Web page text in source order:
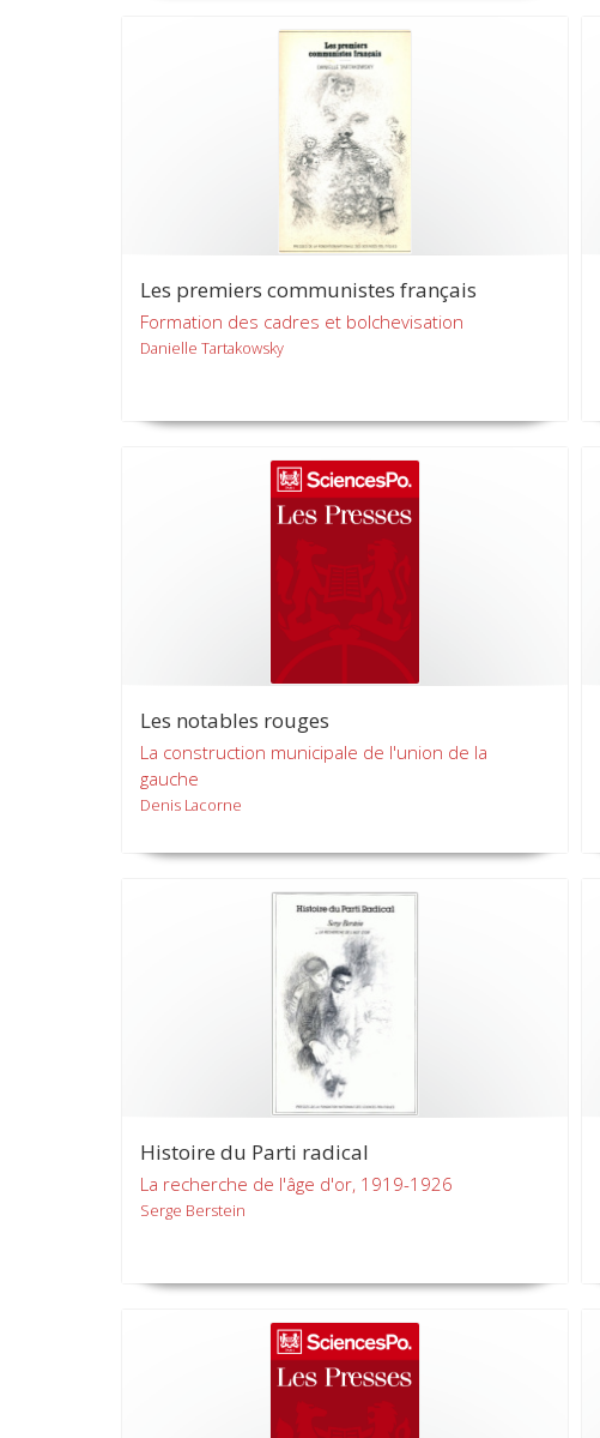
Les premiers communistes français
Formation des cadres et bolchevisation
Danielle Tartakowsky
Les notables rouges
La construction municipale de l'union de la
gauche
Denis Lacorne
Histoire du Parti radical
La recherche de l'âge d'or, 1919-1926
Serge Berstein